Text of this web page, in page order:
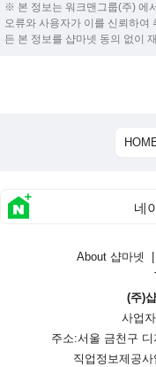
※ 본 정보는 워크맨그룹(주) 에
오류와 사용자가 이를 신뢰하여
든 본 정보를 샵마넷 동의 없이
네
About 샵마넷
(주)
사업
주소:서울 금천구
직업정보제공